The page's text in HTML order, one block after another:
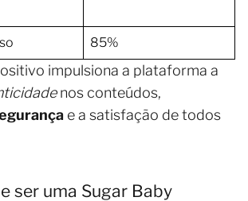
85%
impulsiona a plataforma a
nos conteúdos,
e a satisfação de todos
ser uma Sugar Baby